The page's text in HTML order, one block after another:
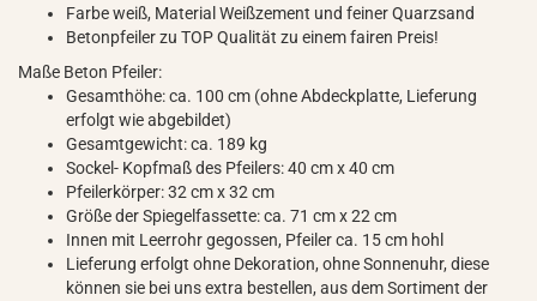
Farbe weiß, Material Weißzement und feiner Quarzsand
Betonpfeiler zu TOP Qualität zu einem fairen Preis!
Maße Beton Pfeiler:
Gesamthöhe: ca. 100 cm (ohne Abdeckplatte, Lieferung
erfolgt wie abgebildet)
Gesamtgewicht: ca. 189 kg
Sockel- Kopfmaß des Pfeilers: 40 cm x 40 cm
Pfeilerkörper: 32 cm x 32 cm
Größe der Spiegelfassette: ca. 71 cm x 22 cm
Innen mit Leerrohr gegossen, Pfeiler ca. 15 cm hohl
Lieferung erfolgt ohne Dekoration, ohne Sonnenuhr, diese
können sie bei uns extra bestellen, aus dem Sortiment der